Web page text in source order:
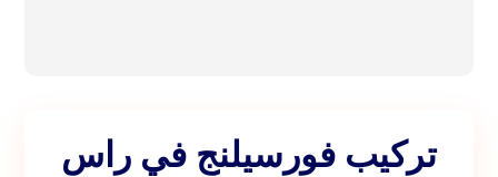
تركيب فورسيلنج في راس